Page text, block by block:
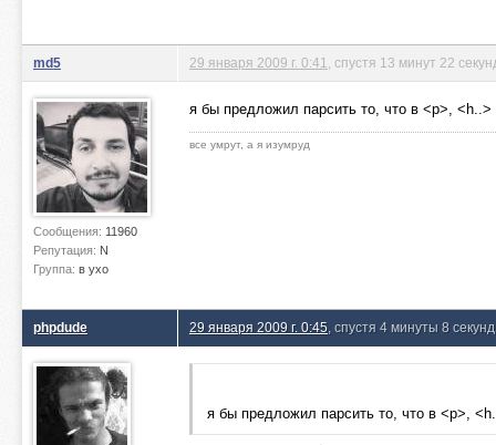
md5
Сообщения: 11960
Репутация: N
Группа: в ухо
29 января 2009 г. 0:41 , спустя 13 минут 22
я бы предложил парсить то, что в <p>,
все умрут, а я изумруд
phpdude 29 января 2009 г. 0:45 , спустя 4 минуты 8 секунд
я бы предложил парсить то, что в <p>,